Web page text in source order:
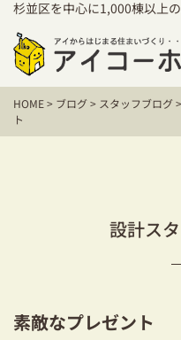
杉並区を中心に1,000棟以上
保証／ア
二世帯住
HOME> ブログ> スタッフブログ>
ト
設計ス
素敵なプレゼント